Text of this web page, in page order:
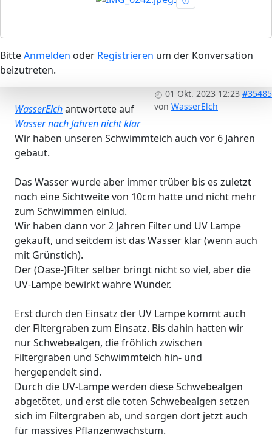
BitteAnmelden oder Registrieren um der Konversation
beizutreten.
01 Okt. 2023 12:23 #35485
von WasserElch
WasserElchantwortete auf
Wasser nach Jahren nicht klar
Wir haben unseren Schwimmteich auch vor 6 Jahren
gebaut.
Das Wasser wurde aber immer trüber bis es zuletzt
noch eine Sichtweite von 10cm hatte und nicht mehr
zum Schwimmen einlud.
Wir haben dann vor 2 Jahren Filter und UV Lampe
gekauft, und seitdem ist das Wasser klar (wenn auch
mit Grünstich).
Der (Oase-)Filter selber bringt nicht so viel, aber die
UV-Lampe bewirkt wahre Wunder.
Erst durch den Einsatz der UV Lampe kommt auch
der Filtergraben zum Einsatz. Bis dahin hatten wir
nur Schwebealgen, die fröhlich zwischen
Filtergraben und Schwimmteich hin- und
hergependelt sind.
Durch die UV-Lampe werden diese Schwebealgen
abgetötet, und erst die toten Schwebealgen setzen
sich im Filtergraben ab, und sorgen dort jetzt auch
für massives Pflanzenwachstum.